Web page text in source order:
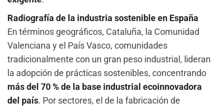
Radiografía de la industria sostenible en España
En términos geográficos, Cataluña, la Comunidad
Valenciana y el País Vasco, comunidades
tradicionalmente con un gran peso industrial, lideran
la adopción de prácticas sostenibles, concentrando
más del 70 % de la base industrial ecoinnovadora
del país. Por sectores, el de la fabricación de